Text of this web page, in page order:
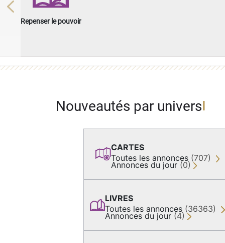
Repenser le pouvoir
Previous
Nouveautés par univers
CARTES
Toutes les annonces (707)
Annonces du jour (0)
LIVRES
Toutes les annonces (36363)
Annonces du jour (4)